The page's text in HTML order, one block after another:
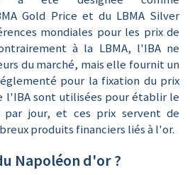
Gold Price et du LBMA Silver
mondiales pour les prix de
à la LBMA, l'IBA ne
du marché, mais elle fournit un
pour la fixation du prix
l'IBA sont utilisées pour établir le
jour, et ces prix servent de
produits financiers liés à l'or.
Napoléon d'or ?